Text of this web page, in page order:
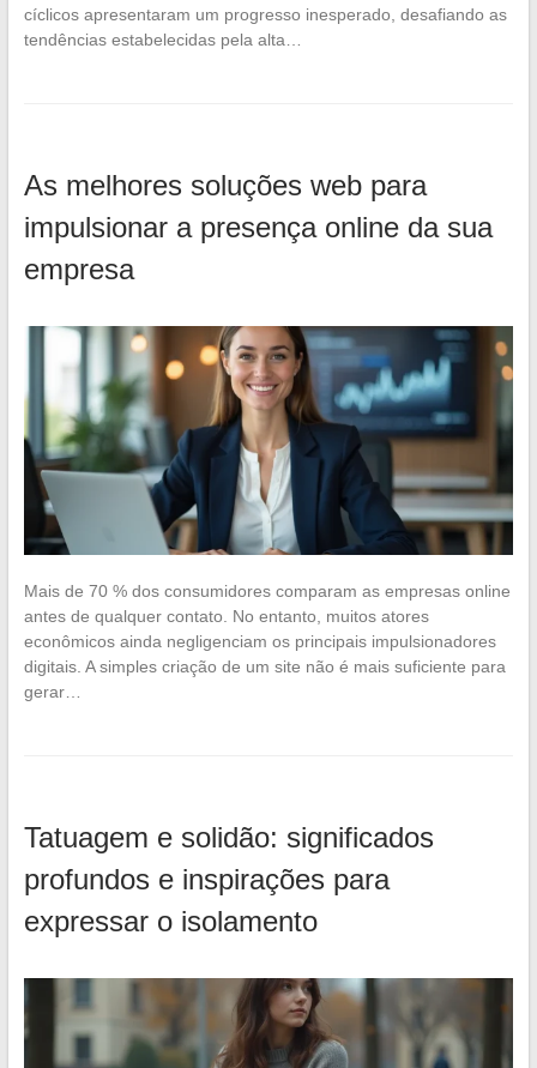
cíclicos apresentaram um progresso inesperado, desafiando as
tendências estabelecidas pela alta…
As melhores soluções web para
impulsionar a presença online da sua
empresa
Mais de 70 % dos consumidores comparam as empresas online
antes de qualquer contato. No entanto, muitos atores
econômicos ainda negligenciam os principais impulsionadores
digitais. A simples criação de um site não é mais suficiente para
gerar…
Tatuagem e solidão: significados
profundos e inspirações para
expressar o isolamento